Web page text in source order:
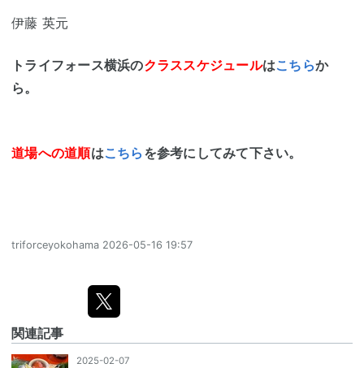
伊藤 英元
トライフォース横浜のクラススケジュールはこちらか
ら。
道場への道順はこちら を参考にしてみて下さい。
triforceyokohama 2026-05-16 19:57
関連記事
2025-02-07